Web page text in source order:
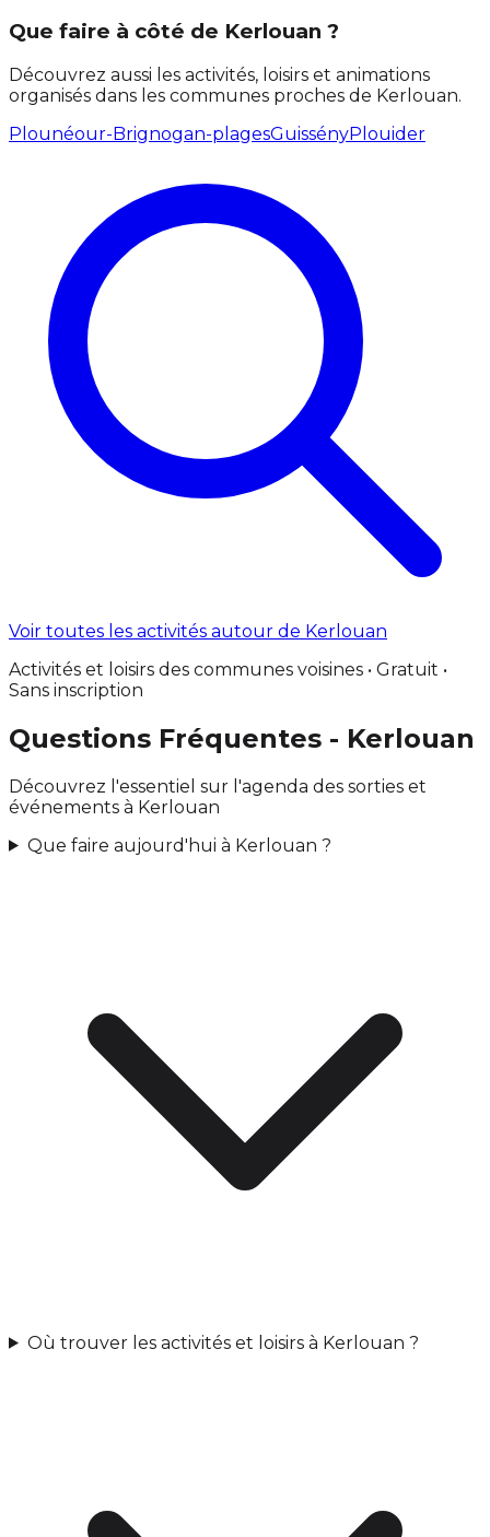
Que faire à côté de Kerlouan ?
Découvrez aussi les activités, loisirs et animations
organisés dans les communes proches de Kerlouan.
Plounéour-Brignogan-plagesGuissényPlouider
Voir toutes les activités autour de Kerlouan
Activités et loisirs des communes voisines • Gratuit •
Sans inscription
Questions Fréquentes - Kerlouan
Découvrez l'essentiel sur l'agenda des sorties et
événements à Kerlouan
Que faire aujourd'hui à Kerlouan ?
Où trouver les activités et loisirs à Kerlouan ?